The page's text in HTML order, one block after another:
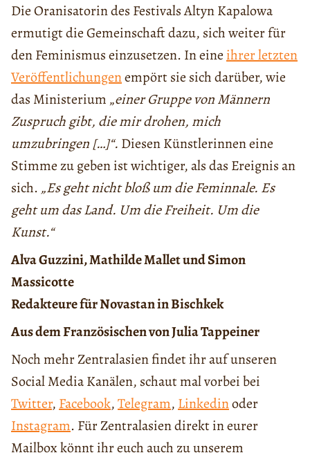
Die Oranisatorin des Festivals Altyn Kapalowa
ermutigt die Gemeinschaft dazu, sich weiter für
den Feminismus einzusetzen. In eine ihrer letzten
Veröffentlichungenempört sie sich darüber, wie
das Ministerium „einer Gruppe von Männern
Zuspruch gibt, die mir drohen, mich
umzubringen […]“. Diesen Künstlerinnen eine
Stimme zu geben ist wichtiger, als das Ereignis an
sich. „Es geht nicht bloß um die Feminnale. Es
geht um das Land. Um die Freiheit. Um die
Kunst.“
Alva Guzzini, Mathilde Mallet und Simon
Massicotte
Redakteure für Novastan in Bischkek
Aus dem Französischen von Julia Tappeiner
Noch mehr Zentralasien findet ihr auf unseren
Social Media Kanälen, schaut mal vorbei bei
Twitter, Facebook,Telegram, Linkedinoder
Instagram. Für Zentralasien direkt in eurer
Mailbox könnt ihr euch auch zu unserem